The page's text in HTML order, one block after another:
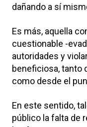
dañando a sí
Es más, aquella
cuestionable -
autoridades y
beneficiosa, tanto
como desde el
En este sentido,
público la falta de